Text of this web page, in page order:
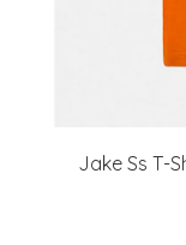
Jake Ss T-